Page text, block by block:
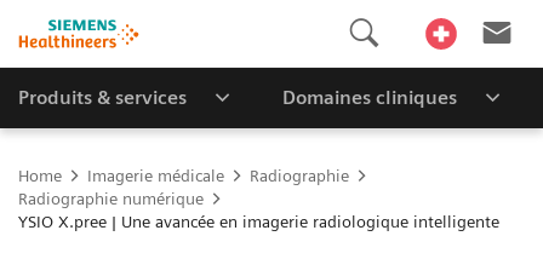
Produits & services Domaines cliniques
Home Imagerie médicale
Radiographie
Radiographie numérique
YSIO X.pree | Une avancée en imagerie radiologique intelligente